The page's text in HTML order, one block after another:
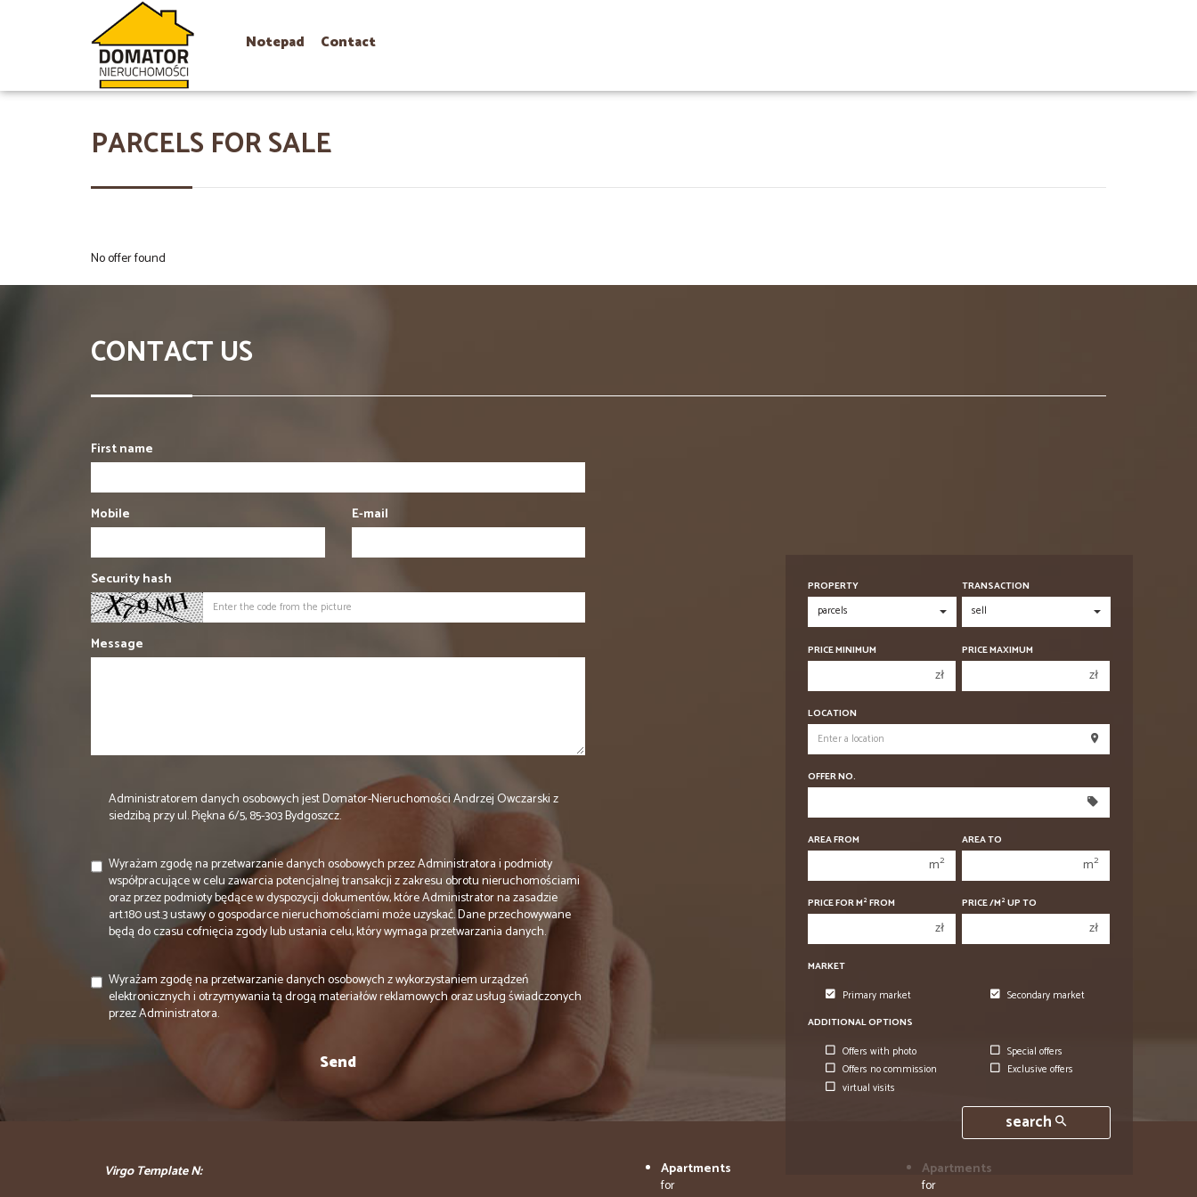
Notepad Contact
PARCELS FOR SALE
No offer found
PROPERTY TRANSACTION
PRICE MINIMUM
zł
250 000 zł
300 000 zł
400 000 zł
PRICE MAXIMUM
zł
250 000 zł
300 000 zł
400 000 zł
LOCATION
OFFER NO.
AREA FROM
m2
AREA TO
m2
PRICE FOR M2FROM
zł
PRICE /M2UP TO
zł
MARKET
Primary market
Secondary market
ADDITIONAL OPTIONS
Offers with photo
Special offers
Offers no commission
Exclusive offers
virtual visits
search
CONTACT US
First name
Mobile E-mail
Security hash
Message
Administratorem danych osobowych jest Domator-Nieruchomości Andrzej Owczarski z
siedzibą przy ul. Piękna 6/5, 85-303 Bydgoszcz.
Wyrażam zgodę na przetwarzanie danych osobowych przez Administratora i podmioty
współpracujące w celu zawarcia potencjalnej transakcji z zakresu obrotu nieruchomościami
oraz przez podmioty będące w dyspozycji dokumentów, które Administrator na zasadzie
art.180 ust.3 ustawy o gospodarce nieruchomościami może uzyskać. Dane przechowywane
będą do czasu cofnięcia zgody lub ustania celu, który wymaga przetwarzania danych.
Wyrażam zgodę na przetwarzanie danych osobowych z wykorzystaniem urządzeń
elektronicznych i otrzymywania tą drogą materiałów reklamowych oraz usług świadczonych
przez Administratora.
Virgo Template N:
Apartments
for
Apartments
for